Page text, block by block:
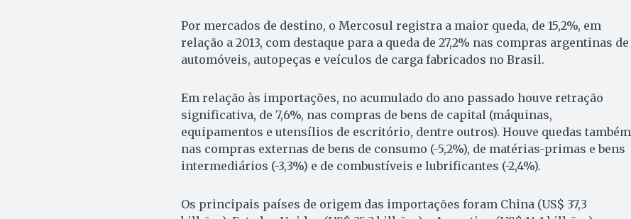
Por mercados de destino, o Mercosul registra a maior queda, de 15,2%, em
relação a 2013, com destaque para a queda de 27,2% nas compras argentinas de
automóveis, autopeças e veículos de carga fabricados no Brasil.
Em relação às importações, no acumulado do ano passado houve retração
significativa, de 7,6%, nas compras de bens de capital (máquinas,
equipamentos e utensílios de escritório, dentre outros). Houve quedas também
nas compras externas de bens de consumo (-5,2%), de matérias-primas e bens
intermediários (-3,3%) e de combustíveis e lubrificantes (-2,4%).
Os principais países de origem das importações foram China (US$ 37,3